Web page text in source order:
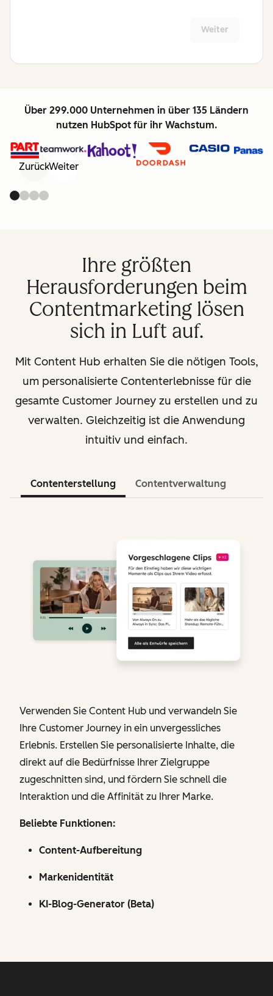
Weiter
Über 299.000 Unternehmen in über 135 Ländern
nutzen HubSpot für ihr Wachstum.
ZurückWeiter
Ihre größten
Herausforderungen beim
Contentmarketing lösen
sich in Luft auf.
Mit Content Hub erhalten Sie die nötigen Tools,
um personalisierte Contenterlebnisse für die
gesamte Customer Journey zu erstellen und zu
verwalten. Gleichzeitig ist die Anwendung
intuitiv und einfach.
Contenterstellung Contentverwaltung
Verwenden Sie Content Hub und verwandeln Sie
Ihre Customer Journey in ein unvergessliches
Erlebnis. Erstellen Sie personalisierte Inhalte, die
direkt auf die Bedürfnisse Ihrer Zielgruppe
zugeschnitten sind, und fördern Sie schnell die
Interaktion und die Affinität zu Ihrer Marke.
Beliebte Funktionen:
Content-Aufbereitung
Markenidentität
KI-Blog-Generator (Beta)